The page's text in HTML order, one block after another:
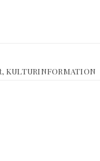
KULTURINFORMATION